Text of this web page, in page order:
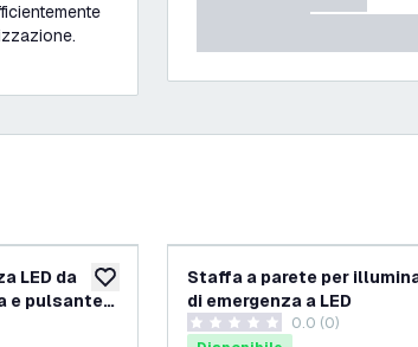
aggiungi alla lista desideri
LED da
e pulsante
delle recensioni
Staffa a parete per
di emergenza a LED
0 stelle di valutazione
0.0 (0)